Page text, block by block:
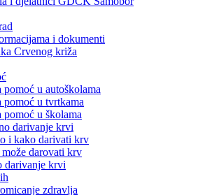
i dokumenti
Crvenog križa
pomoć u autoškolama
pomoć u tvrtkama
pomoć u školama
darivanje krvi
i kako darivati krv
darovati krv
darivanje krvi
zdravlja